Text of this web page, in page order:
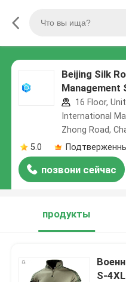
Beijing Silk
Management
16 Floor,
International
Zhong Road,
5.0
позвони сейчас
продукты
S-